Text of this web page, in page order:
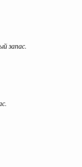
запас.